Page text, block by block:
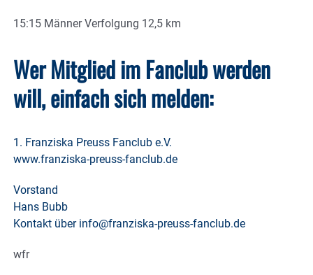
15:15 Männer Verfolgung 12,5 km
Wer Mitglied im Fanclub werden
will, einfach sich melden:
1. Franziska Preuss Fanclub e.V.
www.franziska-preuss-fanclub.de
Vorstand
Hans Bubb
Kontakt über info@franziska-preuss-fanclub.de
wfr